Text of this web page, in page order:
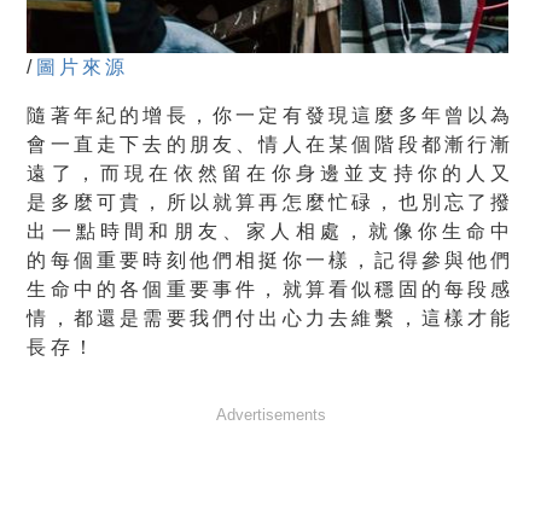
/ 圖片來源
隨著年紀的增長，你一定有發現這麼多年曾以為
會一直走下去的朋友、情人在某個階段都漸行漸
遠了，而現在依然留在你身邊並支持你的人又
是多麼可貴，所以就算再怎麼忙碌，也別忘了撥
出一點時間和朋友、家人相處
，就像你生命中
的每個重要時刻他們相挺你一樣，記得參與他們
生命中的各個重要事件， 就算看似穩固的每段感
情，都還是需要我們付出心力去維繫，這樣才能
長存！
Advertisements